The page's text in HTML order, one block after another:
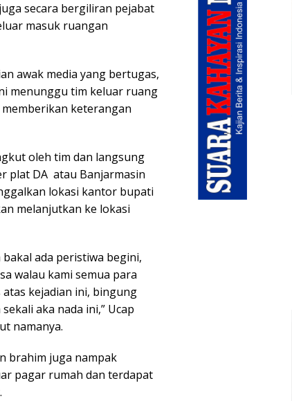
secara bergiliran pejabat
masuk ruangan
awak media yang bertugas,
menunggu tim keluar ruang
keterangan
oleh tim dan langsung
plat DA atau Banjarmasin
lokasi kantor bupati
melanjutkan ke lokasi
ada peristiwa begini,
walau kami semua para
kejadian ini, bingung
aka nada ini,” Ucap
namanya.
brahim juga nampak
pagar rumah dan terdapat